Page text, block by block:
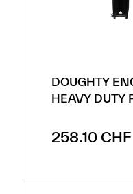
DOUGHTY
HEAVY DUTY
Prix régulier :
258.10 CHF